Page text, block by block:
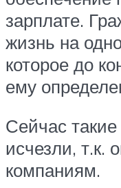
зарплате.
жизнь на
которое до
ему
Сейчас
исчезли, т.к.
компаниям.